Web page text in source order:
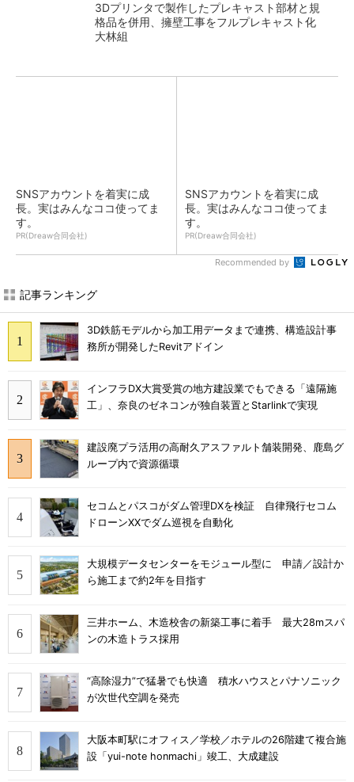
3Dプリンタで製作したプレキャスト部材と規
格品を併用、擁壁工事をフルプレキャスト化
大林組
SNSアカウントを着実に成
長。実はみんなココ使ってま
す。
PR(Dreaw合同会社)
SNSアカウントを着実に成
長。実はみんなココ使ってま
す。
PR(Dreaw合同会社)
Recommended by
記事ランキング
3D鉄筋モデルから加工用データまで連携、構造設計事
務所が開発したRevitアドイン
インフラDX大賞受賞の地方建設業でもできる「遠隔施
工」、奈良のゼネコンが独自装置とStarlinkで実現
建設廃プラ活用の高耐久アスファルト舗装開発、鹿島グ
ループ内で資源循環
セコムとパスコがダム管理DXを検証 自律飛行セコム
ドローンXXでダム巡視を自動化
大規模データセンターをモジュール型に 申請／設計か
ら施工まで約2年を目指す
三井ホーム、木造校舎の新築工事に着手 最大28mスパ
ンの木造トラス採用
“高除湿力”で猛暑でも快適 積水ハウスとパナソニック
が次世代空調を発売
大阪本町駅にオフィス／学校／ホテルの26階建て複合施
設「yui-note honmachi」竣工、大成建設